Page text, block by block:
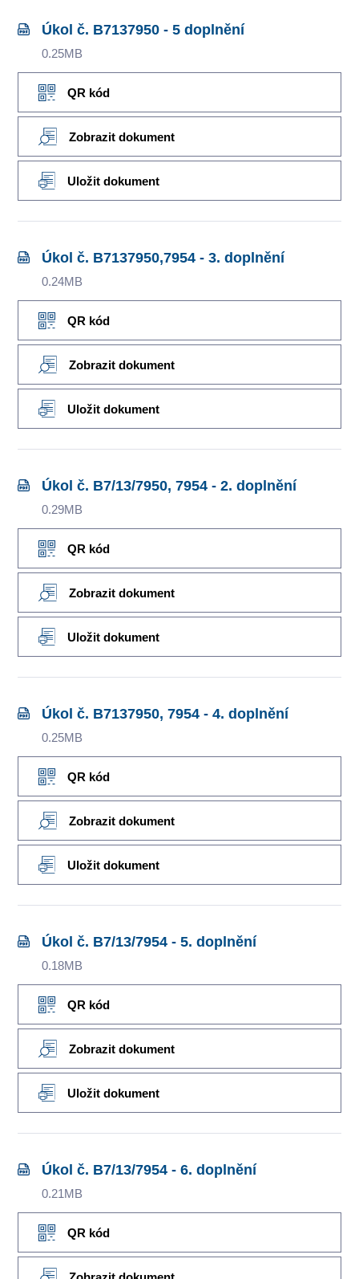
Úkol č. B7137950 - 5 doplnění
0.25MB
QR kód
Zobrazit dokument
Uložit dokument
Úkol č. B7137950,7954 - 3. doplnění
0.24MB
QR kód
Zobrazit dokument
Uložit dokument
Úkol č. B7/13/7950, 7954 - 2. doplnění
0.29MB
QR kód
Zobrazit dokument
Uložit dokument
Úkol č. B7137950, 7954 - 4. doplnění
0.25MB
QR kód
Zobrazit dokument
Uložit dokument
Úkol č. B7/13/7954 - 5. doplnění
0.18MB
QR kód
Zobrazit dokument
Uložit dokument
Úkol č. B7/13/7954 - 6. doplnění
0.21MB
QR kód